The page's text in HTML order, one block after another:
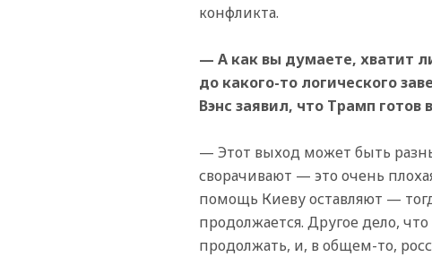
конфликта.
— А как вы думаете, хватит
до какого-то логического
Вэнс заявил, что Трамп готов
— Этот выход может быть
сворачивают — это очень
помощь Киеву оставляют —
продолжается. Другое дело,
продолжать, и, в общем-то,